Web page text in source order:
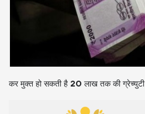
कर मुक्त हो सकती है 20 लाख तक की ग्रेच्युटी